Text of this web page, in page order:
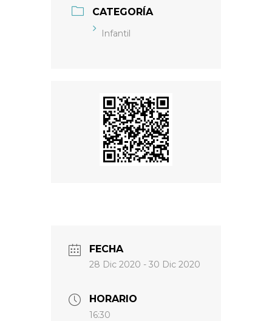
CATEGORÍA
Infantil
FECHA
28 Dic 2020 - 30 Dic 2020
HORARIO
16:30